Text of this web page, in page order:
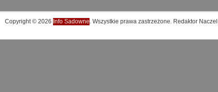
Copyright © 2026 Info Sadowne. Wszystkie prawa zastrzeżone. Redaktor